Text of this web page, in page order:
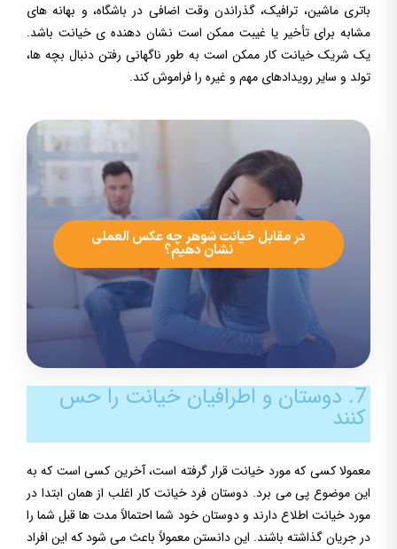
باتری ماشین، ترافیک، گذراندن وقت اضافی در باشگاه، و بهانه های
مشابه برای تأخیر یا غیبت ممکن است نشان دهنده ی خیانت باشد.
یک شریک خیانت کار ممکن است به طور ناگهانی رفتن دنبال بچه ها،
تولد و سایر رویدادهای مهم و غیره را فراموش کند.
در مقابل خیانت شوهر چه عکس العملی
نشان دهیم؟
7. دوستان و اطرافیان خیانت را حس
کنند
معمولا کسی که مورد خیانت قرار گرفته است، آخرین کسی است که به
این موضوع پی می برد. دوستان فرد خیانت کار اغلب از همان ابتدا در
مورد خیانت اطلاع دارند و دوستان خود شما احتمالاً مدت ها قبل شما را
در جریان گذاشته باشند. این دانستن معمولاً باعث می شود که این افراد